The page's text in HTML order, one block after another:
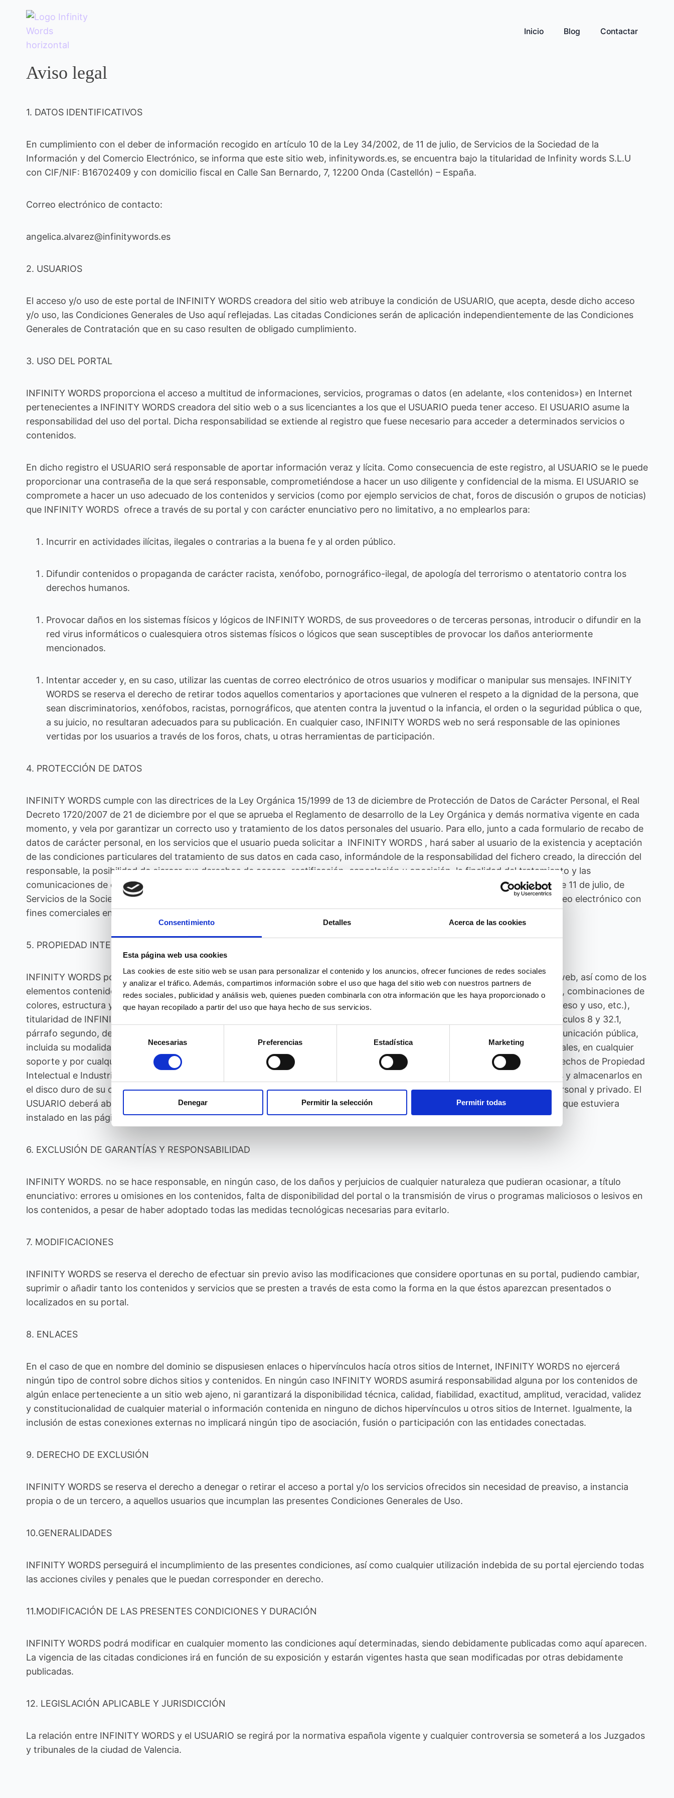
Consentimiento Detalles Acerca de las cookies
Esta página web usa cookies
Las cookies de este sitio web se usan para personalizar el contenido y los anuncios, ofrecer funciones de redes sociales
y analizar el tráfico. Además, compartimos información sobre el uso que haga del sitio web con nuestros partners de
redes sociales, publicidad y análisis web, quienes pueden combinarla con otra información que les haya proporcionado o
que hayan recopilado a partir del uso que haya hecho de sus servicios.
Selección
consentimiento
Necesarias Preferencias Estadística Marketing
Denegar Permitir la selección Permitir todas
Inicio Blog Contactar
Aviso legal
1. DATOS IDENTIFICATIVOS
En cumplimiento con el deber de información recogido en artículo 10 de la Ley 34/2002, de 11 de julio, de Servicios de la Sociedad de la
Información y del Comercio Electrónico, se informa que este sitio web, infinitywords.es, se encuentra bajo la titularidad de Infinity words S.L.U
con CIF/NIF: B16702409 y con domicilio fiscal en Calle San Bernardo, 7, 12200 Onda (Castellón) – España.
Correo electrónico de contacto:
angelica.alvarez@infinitywords.es
2. USUARIOS
El acceso y/o uso de este portal de INFINITY WORDS creadora del sitio web atribuye la condición de USUARIO, que acepta, desde dicho acceso
y/o uso, las Condiciones Generales de Uso aquí reflejadas. Las citadas Condiciones serán de aplicación independientemente de las Condiciones
Generales de Contratación que en su caso resulten de obligado cumplimiento.
3. USO DEL PORTAL
INFINITY WORDS proporciona el acceso a multitud de informaciones, servicios, programas o datos (en adelante, «los contenidos») en Internet
pertenecientes a INFINITY WORDS creadora del sitio web o a sus licenciantes a los que el USUARIO pueda tener acceso. El USUARIO asume la
responsabilidad del uso del portal. Dicha responsabilidad se extiende al registro que fuese necesario para acceder a determinados servicios o
contenidos.
En dicho registro el USUARIO será responsable de aportar información veraz y lícita. Como consecuencia de este registro, al USUARIO se le puede
proporcionar una contraseña de la que será responsable, comprometiéndose a hacer un uso diligente y confidencial de la misma. El USUARIO se
compromete a hacer un uso adecuado de los contenidos y servicios (como por ejemplo servicios de chat, foros de discusión o grupos de noticias)
que INFINITY WORDS ofrece a través de su portal y con carácter enunciativo pero no limitativo, a no emplearlos para:
Incurrir en actividades ilícitas, ilegales o contrarias a la buena fe y al orden público.
Difundir contenidos o propaganda de carácter racista, xenófobo, pornográfico-ilegal, de apología del terrorismo o atentatorio contra los
derechos humanos.
Provocar daños en los sistemas físicos y lógicos de INFINITY WORDS, de sus proveedores o de terceras personas, introducir o difundir en la
red virus informáticos o cualesquiera otros sistemas físicos o lógicos que sean susceptibles de provocar los daños anteriormente
mencionados.
Intentar acceder y, en su caso, utilizar las cuentas de correo electrónico de otros usuarios y modificar o manipular sus mensajes. INFINITY
WORDS se reserva el derecho de retirar todos aquellos comentarios y aportaciones que vulneren el respeto a la dignidad de la persona, que
sean discriminatorios, xenófobos, racistas, pornográficos, que atenten contra la juventud o la infancia, el orden o la seguridad pública o que,
a su juicio, no resultaran adecuados para su publicación. En cualquier caso, INFINITY WORDS web no será responsable de las opiniones
vertidas por los usuarios a través de los foros, chats, u otras herramientas de participación.
4. PROTECCIÓN DE DATOS
INFINITY WORDS cumple con las directrices de la Ley Orgánica 15/1999 de 13 de diciembre de Protección de Datos de Carácter Personal, el Real
Decreto 1720/2007 de 21 de diciembre por el que se aprueba el Reglamento de desarrollo de la Ley Orgánica y demás normativa vigente en cada
momento, y vela por garantizar un correcto uso y tratamiento de los datos personales del usuario. Para ello, junto a cada formulario de recabo de
datos de carácter personal, en los servicios que el usuario pueda solicitar a INFINITY WORDS , hará saber al usuario de la existencia y aceptación
de las condiciones particulares del tratamiento de sus datos en cada caso, informándole de la responsabilidad del fichero creado, la dirección del
responsable, la posibilidad de ejercer sus derechos de acceso, rectificación, cancelación u oposición, la finalidad del tratamiento y las
comunicaciones de datos a terceros en su caso. Asimismo, INFINITY WORDS informa que da cumplimiento a la Ley 34/2002 de 11 de julio, de
Servicios de la Sociedad de la Información y el Comercio Electrónico y le solicitará su consentimiento al tratamiento de su correo electrónico con
fines comerciales en cada momento.
5. PROPIEDAD INTELECTUAL E INDUSTRIAL
INFINITY WORDS por sí o como cesionaria, es titular de todos los derechos de propiedad intelectual e industrial de su página web, así como de los
elementos contenidos en la misma (a título enunciativo, imágenes, sonido, audio, vídeo, software o textos; marcas o logotipos, combinaciones de
colores, estructura y diseño, selección de materiales usados, programas de ordenador necesarios para su funcionamiento, acceso y uso, etc.),
titularidad de INFINITY WORDS o bien de sus licenciantes. Todos los derechos reservados. En virtud de lo dispuesto en los artículos 8 y 32.1,
párrafo segundo, de la Ley de Propiedad Intelectual, quedan expresamente prohibidas la reproducción, la distribución y la comunicación pública,
incluida su modalidad de puesta a disposición, de la totalidad o parte de los contenidos de esta página web, con fines comerciales, en cualquier
soporte y por cualquier medio técnico, sin la autorización de INFINITY WORDS. El USUARIO se compromete a respetar los derechos de Propiedad
Intelectual e Industrial titularidad de INFINITY WORDS. Podrá visualizar los elementos del portal e incluso imprimirlos, copiarlos y almacenarlos en
el disco duro de su ordenador o en cualquier otro soporte físico siempre y cuando sea, única y exclusivamente, para su uso personal y privado. El
USUARIO deberá abstenerse de suprimir, alterar, eludir o manipular cualquier dispositivo de protección o sistema de seguridad que estuviera
instalado en las páginas de INFINITY WORDS.
6. EXCLUSIÓN DE GARANTÍAS Y RESPONSABILIDAD
INFINITY WORDS. no se hace responsable, en ningún caso, de los daños y perjuicios de cualquier naturaleza que pudieran ocasionar, a título
enunciativo: errores u omisiones en los contenidos, falta de disponibilidad del portal o la transmisión de virus o programas maliciosos o lesivos en
los contenidos, a pesar de haber adoptado todas las medidas tecnológicas necesarias para evitarlo.
7. MODIFICACIONES
INFINITY WORDS se reserva el derecho de efectuar sin previo aviso las modificaciones que considere oportunas en su portal, pudiendo cambiar,
suprimir o añadir tanto los contenidos y servicios que se presten a través de esta como la forma en la que éstos aparezcan presentados o
localizados en su portal.
8. ENLACES
En el caso de que en nombre del dominio se dispusiesen enlaces o hipervínculos hacía otros sitios de Internet, INFINITY WORDS no ejercerá
ningún tipo de control sobre dichos sitios y contenidos. En ningún caso INFINITY WORDS asumirá responsabilidad alguna por los contenidos de
algún enlace perteneciente a un sitio web ajeno, ni garantizará la disponibilidad técnica, calidad, fiabilidad, exactitud, amplitud, veracidad, validez
y constitucionalidad de cualquier material o información contenida en ninguno de dichos hipervínculos u otros sitios de Internet. Igualmente, la
inclusión de estas conexiones externas no implicará ningún tipo de asociación, fusión o participación con las entidades conectadas.
9. DERECHO DE EXCLUSIÓN
INFINITY WORDS se reserva el derecho a denegar o retirar el acceso a portal y/o los servicios ofrecidos sin necesidad de preaviso, a instancia
propia o de un tercero, a aquellos usuarios que incumplan las presentes Condiciones Generales de Uso.
10.GENERALIDADES
INFINITY WORDS perseguirá el incumplimiento de las presentes condiciones, así como cualquier utilización indebida de su portal ejerciendo todas
las acciones civiles y penales que le puedan corresponder en derecho.
11.MODIFICACIÓN DE LAS PRESENTES CONDICIONES Y DURACIÓN
INFINITY WORDS podrá modificar en cualquier momento las condiciones aquí determinadas, siendo debidamente publicadas como aquí aparecen.
La vigencia de las citadas condiciones irá en función de su exposición y estarán vigentes hasta que sean modificadas por otras debidamente
publicadas.
12. LEGISLACIÓN APLICABLE Y JURISDICCIÓN
La relación entre INFINITY WORDS y el USUARIO se regirá por la normativa española vigente y cualquier controversia se someterá a los Juzgados
y tribunales de la ciudad de Valencia.